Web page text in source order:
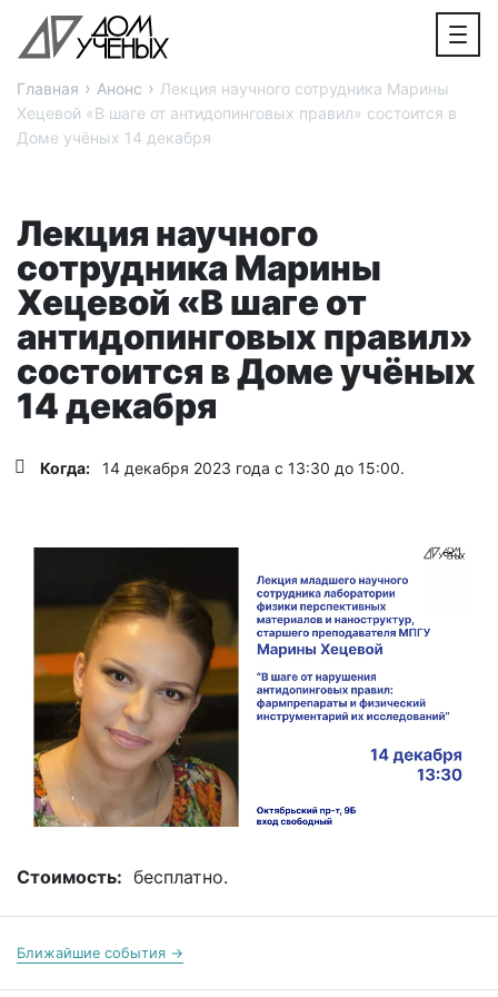
Главная › Анонс › Лекция научного сотрудника Марины
Хецевой «В шаге от антидопинговых правил» состоится в
Доме учёных 14 декабря
Лекция научного
сотрудника Марины
Хецевой «В шаге от
антидопинговых правил»
состоится в Доме учёных
14 декабря
Когда: 14 декабря 2023 года с 13:30 до 15:00.
Стоимость: бесплатно.
Ближайшие события →